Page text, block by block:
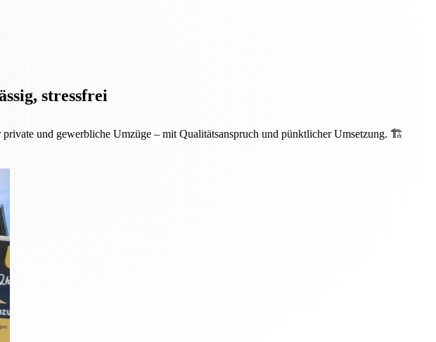
stressfrei
und gewerbliche Umzüge – mit Qualitätsanspruch und pünktlicher Umsetzung. 🏗️